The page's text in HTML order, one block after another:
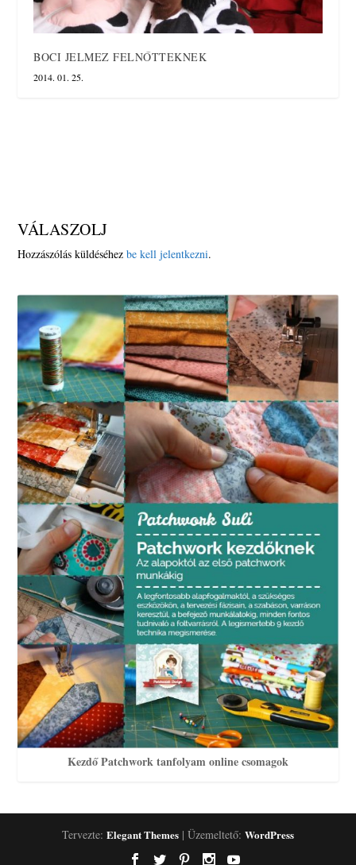
BOCI JELMEZ FELNŐTTEKNEK
2014. 01. 25.
VÁLASZOLJ
Hozzászólás küldéséhezbe kell jelentkezni.
Kezdő Patchwork tanfolyam online csomagok
Tervezte: Elegant Themes | Üzemeltető: WordPress